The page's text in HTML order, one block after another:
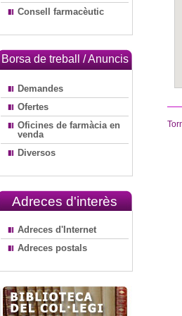
Consell farmacèutic
Borsa de treball / Anuncis
Demandes
Ofertes
Oficines de farmàcia en
venda
Diversos
Adreces d'interès
Adreces d'Internet
Adreces postals